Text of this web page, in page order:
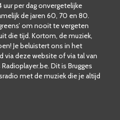
uur per dag onvergetelijke
de jaren 60, 70 en 80.
om nooit te vergeten
die tijd. Kortom, de muziek,
Je beluistert ons in het
via deze website of via tal van
Dit is Brugges
met de muziek die je altijd